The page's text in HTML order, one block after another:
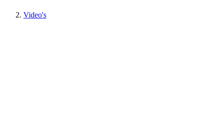
Video's